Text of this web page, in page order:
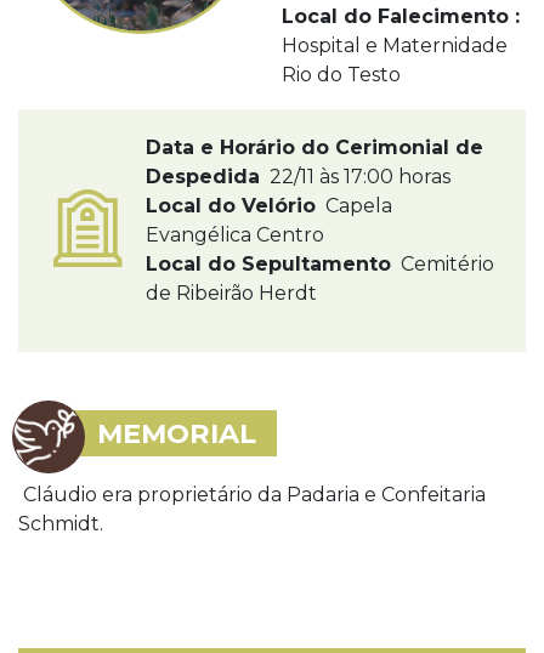
Local do Falecimento :
Hospital e Maternidade
Rio do Testo
Data e Horário do Cerimonial de
Despedida 22/11 às 17:00 horas
Local do Velório Capela
Evangélica Centro
Local do Sepultamento Cemitério
de Ribeirão Herdt
MEMORIAL
Cláudio era proprietário da Padaria e Confeitaria
Schmidt.